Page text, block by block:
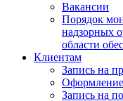
Вакансии
Порядок
надзорных
области
Клиентам
Запись на
Запись на